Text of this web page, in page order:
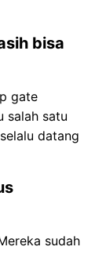
bisa
gate
salah satu
datang
sudah